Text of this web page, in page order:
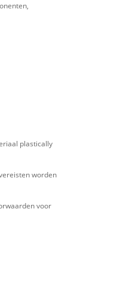
plastically
worden
voor